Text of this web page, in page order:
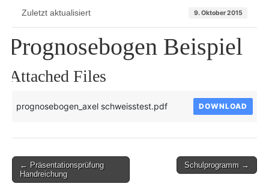
Zuletzt aktualisiert 9. Oktober 2015
Prognosebogen Beispiel
Attached Files
prognosebogen_axel schweisstest.pdf DOWNLOAD
Post
navigation
← Präsentationsprüfung
Handreichung
Schulprogramm →